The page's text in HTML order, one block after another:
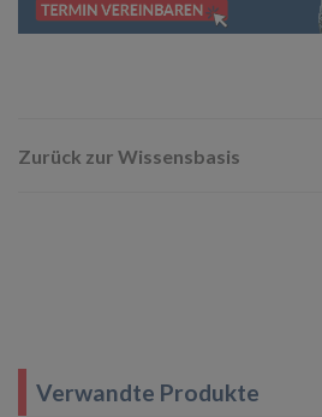
Zurück zur Wissensbasis
Verwandte Produkte